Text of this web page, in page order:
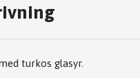
turkos glasyr.